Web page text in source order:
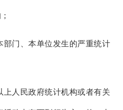
门、本单位发生的严重统计
人民政府统计机构或者有关